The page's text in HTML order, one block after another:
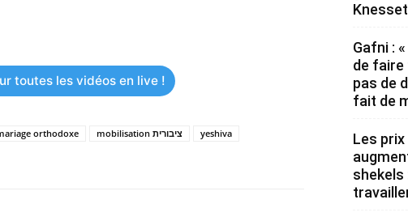
toutes les vidéos en live !
orthodoxe mobilisation ציבורית
yeshiva
Knesset
Gafni :
de faire
pas de
fait de
Les
shekels